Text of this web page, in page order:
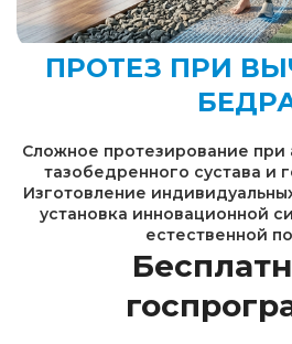
ПРОТЕЗ ПРИ
Сложное протезирование при
тазобедренного сустава и
Изготовление
установка инновационной
естественной